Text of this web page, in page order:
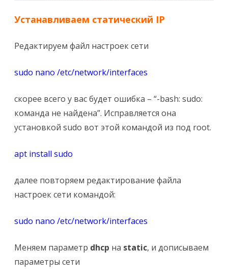
Устанавливаем статический IP
Редактируем файл настроек сети
sudo nano /etc/network/interfaces
скорее всего у вас будет ошибка – “-bash: sudo:
команда не найдена”. Исправляется она
установкой sudo вот этой командой из под root.
apt install sudo
далее повторяем редактирование файла
настроек сети командой:
sudo nano /etc/network/interfaces
Меняем параметр dhcp на static, и дописываем
параметры сети